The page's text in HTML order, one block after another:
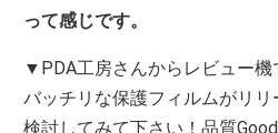
って感じです。
▼PDA工房さんからレビュー
バッチリな保護フィルムがリ
検討してみて下さい！品質